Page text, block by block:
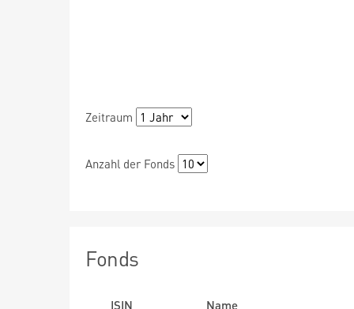
Zeitraum
Anzahl der Fonds
Fonds
ISIN
Name